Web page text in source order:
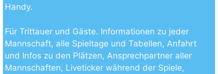
Handy.
Für Trittauer und Gäste. Informationen zu jeder
Mannschaft, alle Spieltage und Tabellen, Anfahrt
und Infos zu den Plätzen, Ansprechpartner aller
Mannschaften, Liveticker während der Spiele,